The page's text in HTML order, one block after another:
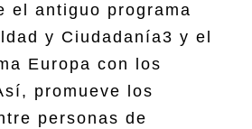
el antiguo programa
y Ciudadanía3 y el
Europa con los
promueve los
personas de